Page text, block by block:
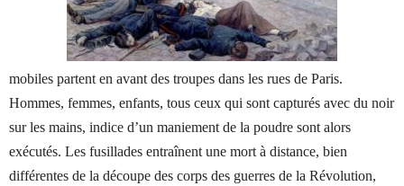
mobiles partent en avant des troupes dans les rues de Paris.
Hommes, femmes, enfants, tous ceux qui sont capturés avec du noir
sur les mains, indice d’un maniement de la poudre sont alors
exécutés. Les fusillades entraînent une mort à distance, bien
différentes de la découpe des corps des guerres de la Révolution,